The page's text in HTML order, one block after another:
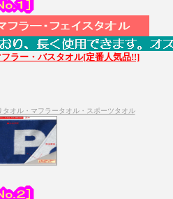
ラー・バスタオル[定番人気品!!]
オル・マフラータオル・スポーツタオル